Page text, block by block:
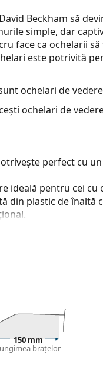
Beckham să
simple, dar
face ca ochelarii
este potrivită
ochelari de
ochelari de
perfect cu
ideală pentru cei
din plastic de
vor îmbunătăți și
rezistența,
mare.
o mișcare mai
mai rezistente la
Culoarea
150 mm
brațelor